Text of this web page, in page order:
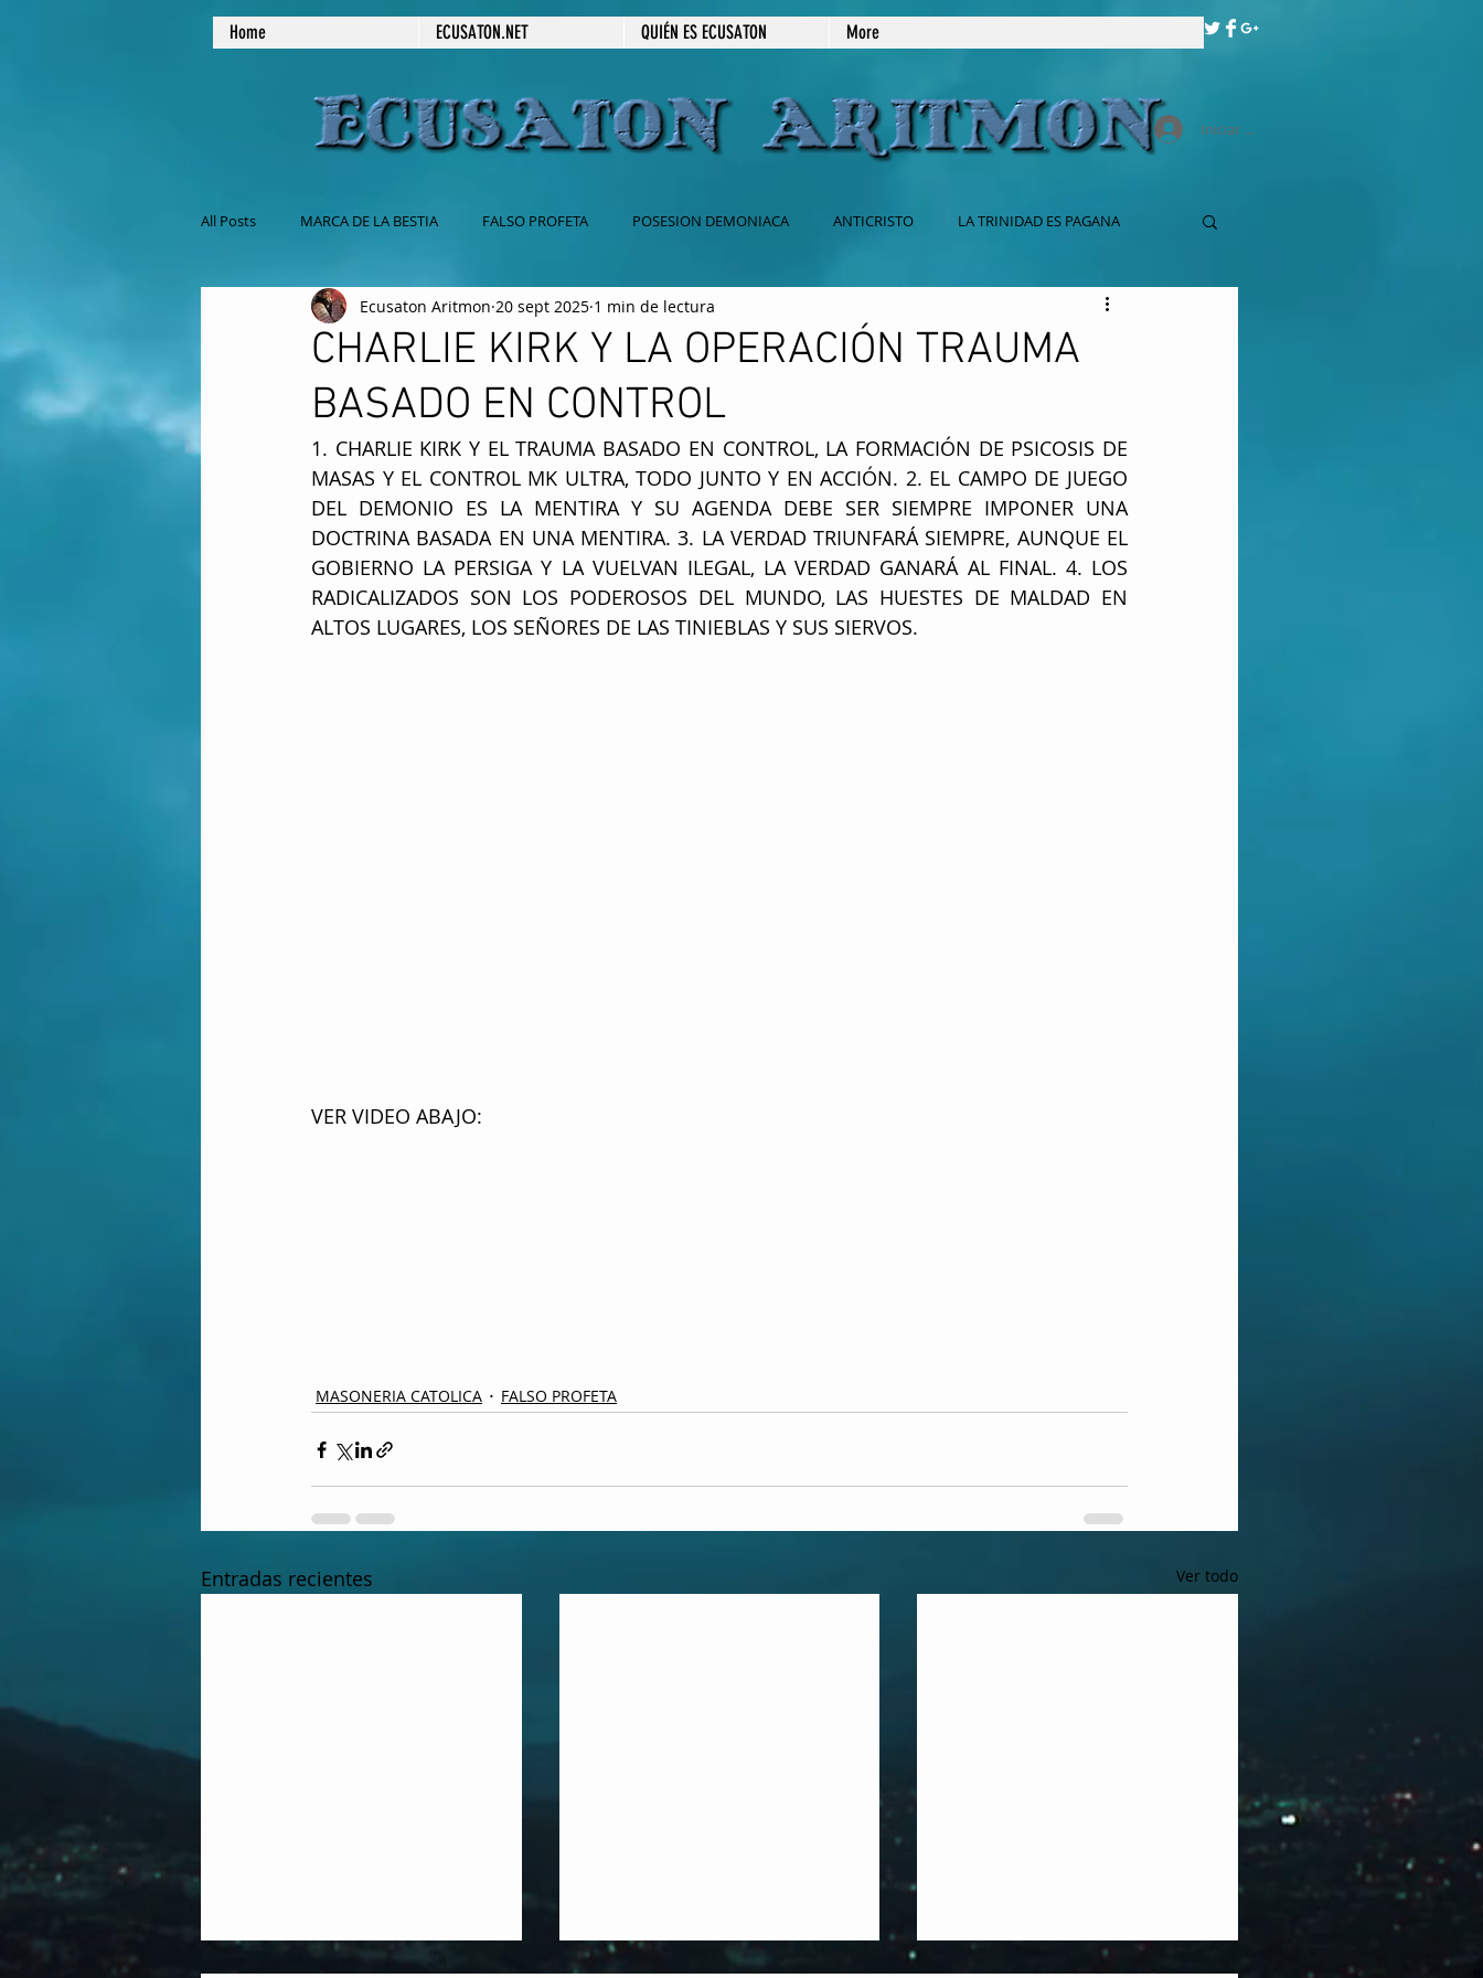
Home ECUSATON.NET QUIÉN ES ECUSATON More
Iniciar sesión
All Posts MARCA DE LA BESTIA FALSO PROFETA POSESION DEMONIACA ANTICRISTO LA TRINIDAD ES PAGANA
NO COMAS CARNE MASONERIA CATOLICA BABILONIA
EL SABADO ES EL DIA DE REPOSO ESPIRITISMO SECRETOS REVELADOS
CHARLIE KIRK Y LA OPERACIÓN TRAUMA
BASADO EN CONTROL
Ecusaton Aritmon 20 sept 2025 1 min de lectura
1. CHARLIE KIRK Y EL TRAUMA BASADO EN CONTROL, LA FORMACIÓN DE PSICOSIS DE
MASAS Y EL CONTROL MK ULTRA, TODO JUNTO Y EN ACCIÓN. 2. EL CAMPO DE JUEGO
DEL DEMONIO ES LA MENTIRA Y SU AGENDA DEBE SER SIEMPRE IMPONER UNA
DOCTRINA BASADA EN UNA MENTIRA. 3. LA VERDAD TRIUNFARÁ SIEMPRE, AUNQUE EL
GOBIERNO LA PERSIGA Y LA VUELVAN ILEGAL, LA VERDAD GANARÁ AL FINAL. 4. LOS
RADICALIZADOS SON LOS PODEROSOS DEL MUNDO, LAS HUESTES DE MALDAD EN
ALTOS LUGARES, LOS SEÑORES DE LAS TINIEBLAS Y SUS SIERVOS.
VER VIDEO ABAJO:
MASONERIA CATOLICA FALSO PROFETA
Entradas recientes Ver todo